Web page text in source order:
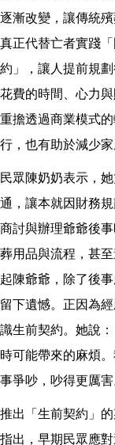
逐漸改變，讓傳統
真正代替亡者實踐
約」，讓人提前規
花費的時間、心力
重擔透過商業模式
行，也有助於減少
民眾陳奶奶表示，
通，讓本就因財務
商討與辦理爺爺後
葬用品與流程，甚
起陳爺爺，除了後
留下遺憾。正因為
識生前契約。她說
時可能帶來的麻煩
事爭吵，吵得更厲害
推出「生前契約」
指出，早期民眾應